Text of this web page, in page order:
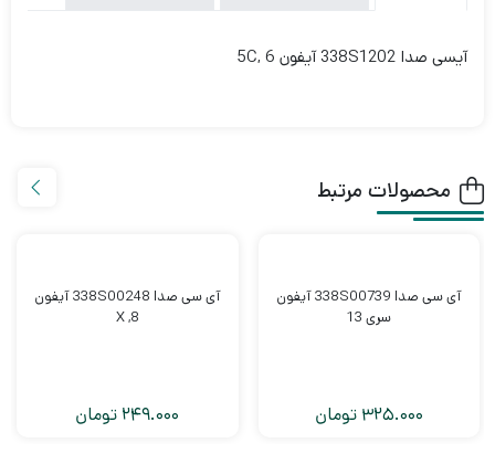
6
آیسی صدا 338S1202 آیفون 5C, 6
محصولات مرتبط
آی سی صدا 338S00739 آیفون
سری 13
325.000 تومان
آی سی صدا 338S00248 آیفون
8, X
249.000 تومان